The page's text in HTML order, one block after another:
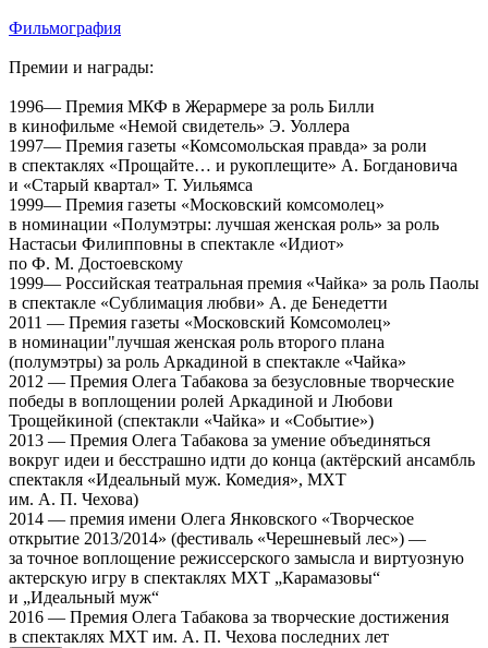
Фильмография
Премии и награды:
1996— Премия МКФ в Жерармере за роль Билли
в кинофильме «Немой свидетель» Э. Уоллера
1997— Премия газеты «Комсомольская правда» за роли
в спектаклях «Прощайте… и рукоплещите» А. Богдановича
и «Старый квартал» Т. Уильямса
1999— Премия газеты «Московский комсомолец»
в номинации «Полумэтры: лучшая женская роль» за роль
Настасьи Филипповны в спектакле «Идиот»
по Ф. М. Достоевскому
1999— Российская театральная премия «Чайка» за роль Паолы
в спектакле «Сублимация любви» А. де Бенедетти
2011 — Премия газеты «Московский Комсомолец»
в номинации"лучшая женская роль второго плана
(полумэтры) за роль Аркадиной в спектакле «Чайка»
2012 — Премия Олега Табакова за безусловные творческие
победы в воплощении ролей Аркадиной и Любови
Трощейкиной (спектакли «Чайка» и «Событие»)
2013 — Премия Олега Табакова за умение объединяться
вокруг идеи и бесстрашно идти до конца (актёрский ансамбль
спектакля «Идеальный муж. Комедия», МХТ
им. А. П. Чехова)
2014 — премия имени Олега Янковского «Творческое
открытие 2013/2014» (фестиваль «Черешневый лес») —
за точное воплощение режиссерского замысла и виртуозную
актерскую игру в спектаклях МХТ „Карамазовы“
и „Идеальный муж“
2016 — Премия Олега Табакова за творческие достижения
в спектаклях МХТ им. А. П. Чехова последних лет